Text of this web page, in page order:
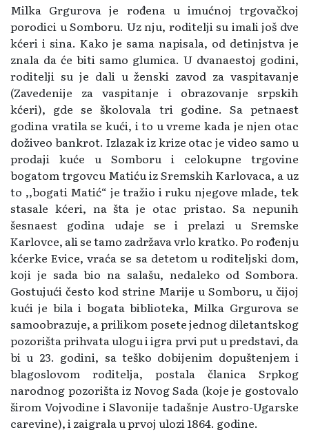
Milka Grgurova je rođena u imućnoj trgovačkoj
porodici u Somboru. Uz nju, roditelji su imali još dve
kćeri i sina. Kako je sama napisala, od detinjstva je
znala da će biti samo glumica. U dvanaestoj godini,
roditelji su je dali u ženski zavod za vaspitavanje
(Zavedenije za vaspitanje i obrazovanje srpskih
kćeri), gde se školovala tri godine. Sa petnaest
godina vratila se kući, i to u vreme kada je njen otac
doživeo bankrot. Izlazak iz krize otac je video samo u
prodaji kuće u Somboru i celokupne trgovine
bogatom trgovcu Matiću iz Sremskih Karlovaca, a uz
to ,,bogati Matić“ je tražio i ruku njegove mlade, tek
stasale kćeri, na šta je otac pristao. Sa nepunih
šesnaest godina udaje se i prelazi u Sremske
Karlovce, ali se tamo zadržava vrlo kratko. Po rođenju
kćerke Evice, vraća se sa detetom u roditeljski dom,
koji je sada bio na salašu, nedaleko od Sombora.
Gostujući često kod strine Marije u Somboru, u čijoj
kući je bila i bogata biblioteka, Milka Grgurova se
samoobrazuje, a prilikom posete jednog diletantskog
pozorišta prihvata ulogu i igra prvi put u predstavi, da
bi u 23. godini, sa teško dobijenim dopuštenjem i
blagoslovom roditelja, postala članica Srpkog
narodnog pozorišta iz Novog Sada (koje je gostovalo
širom Vojvodine i Slavonije tadašnje Austro-Ugarske
carevine), i zaigrala u prvoj ulozi 1864. godine.